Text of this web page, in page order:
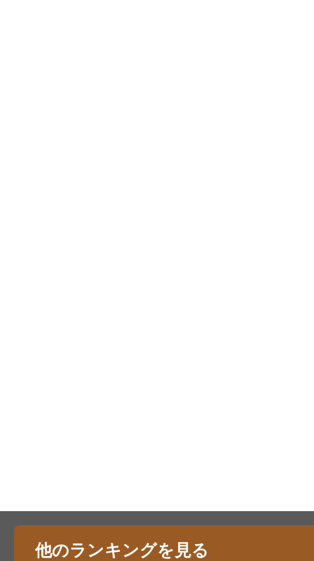
他のランキングを見る